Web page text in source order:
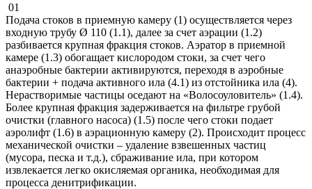
01
Подача стоков в приемную камеру (1) осуществляется через
входную трубу Ø 110 (1.1), далее за счет аэрации (1.2)
разбивается крупная фракция стоков. Аэратор в приемной
камере (1.3) обогащает кислородом стоки, за счет чего
анаэробные бактерии активируются, переходя в аэробные
бактерии + подача активного ила (4.1) из отстойника ила (4).
Нерастворимые частицы оседают на «Волосоуловитель» (1.4).
Более крупная фракция задерживается на фильтре грубой
очистки (главного насоса) (1.5) после чего стоки подает
аэролифт (1.6) в аэрационную камеру (2). Происходит процесс
механической очистки – удаление взвешенных частиц
(мусора, песка и т.д.), сбраживание ила, при котором
извлекается легко окисляемая органика, необходимая для
процесса денитрификации.